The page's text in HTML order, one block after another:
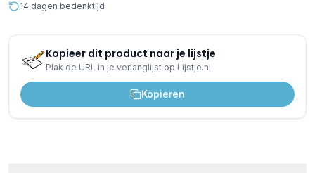
14 dagen bedenktijd
Kopieer dit product naar je lijstje
Plak de URL in je verlanglijst op Lijstje.nl
Kopieren